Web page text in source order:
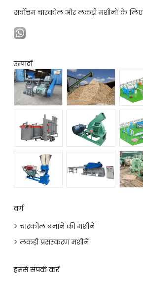
सर्वोत्तम चारकोल और लकड़ी मशीनों के
उत्पादों
वर्ग
> चारकोल बनाने की मशीनें
> लकड़ी प्रसंस्करण मशीनें
हमसे संपर्क करें